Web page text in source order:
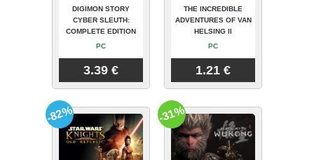
DIGIMON STORY
CYBER SLEUTH:
COMPLETE EDITION
PC
3.39 €
THE INCREDIBLE
ADVENTURES OF VAN
HELSING II
PC
1.21 €
-82% -31%